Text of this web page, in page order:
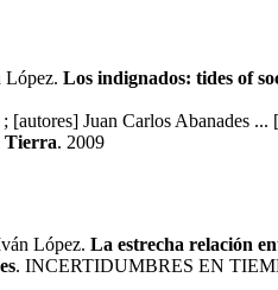
López. Los indignados: tides of
[autores] Juan Carlos Abanades
Tierra. 2009
López. La estrecha relación
. INCERTIDUMBRES EN